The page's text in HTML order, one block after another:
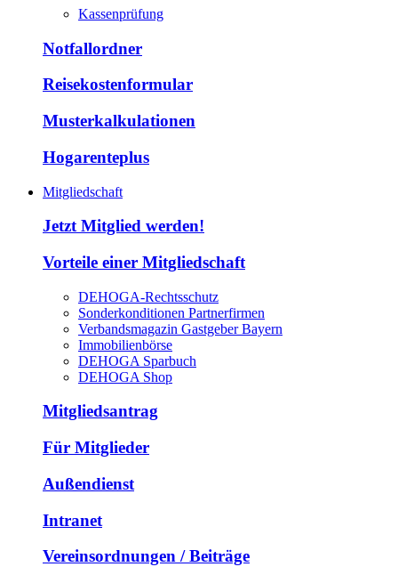
Kassenprüfung
Notfallordner
Reisekostenformular
Musterkalkulationen
Hogarenteplus
Mitgliedschaft
Jetzt Mitglied werden!
Vorteile einer Mitgliedschaft
DEHOGA-Rechtsschutz
Sonderkonditionen Partnerfirmen
Verbandsmagazin Gastgeber Bayern
Immobilienbörse
DEHOGA Sparbuch
DEHOGA Shop
Mitgliedsantrag
Für Mitglieder
Außendienst
Intranet
Vereinsordnungen / Beiträge